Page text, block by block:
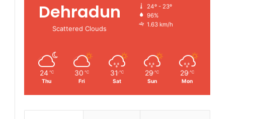
Dehradun
Scattered Clouds
24º - 23º
96%
1.63 km/h
24 ℃
Thu
30 ℃
Fri
31 ℃
Sat
29 ℃
Sun
29 ℃
Mon